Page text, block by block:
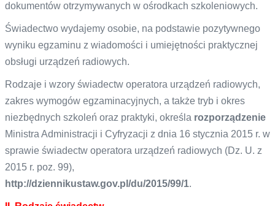
dokumentów otrzymywanych w ośrodkach szkoleniowych.
Świadectwo wydajemy osobie, na podstawie pozytywnego
wyniku egzaminu z wiadomości i umiejętności praktycznej
obsługi urządzeń radiowych.
Rodzaje i wzory świadectw operatora urządzeń radiowych,
zakres wymogów egzaminacyjnych, a także tryb i okres
niezbędnych szkoleń oraz praktyki, określa rozporządzenie
Ministra Administracji i Cyfryzacji z dnia 16 stycznia 2015 r. w
sprawie świadectw operatora urządzeń radiowych (Dz. U. z
2015 r. poz. 99),
http://dziennikustaw.gov.pl/du/2015/99/1.